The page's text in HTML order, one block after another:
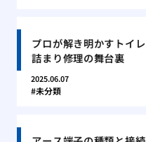
プロが解き明かすトイレ
詰まり修理の舞台裏
2025.06.07
未分類